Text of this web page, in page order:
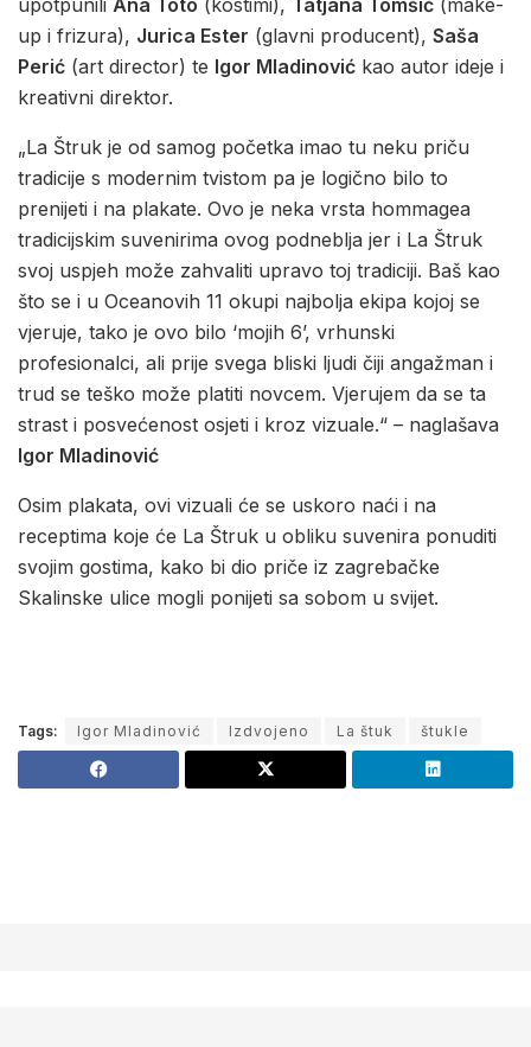
upotpunili Ana Toto (kostimi), Tatjana Tomšić (make-
up i frizura), Jurica Ester (glavni producent), Saša
Perić (art director) te Igor Mladinović kao autor ideje i
kreativni direktor.
„La Štruk je od samog početka imao tu neku priču
tradicije s modernim tvistom pa je logično bilo to
prenijeti i na plakate. Ovo je neka vrsta hommagea
tradicijskim suvenirima ovog podneblja jer i La Štruk
svoj uspjeh može zahvaliti upravo toj tradiciji. Baš kao
što se i u Oceanovih 11 okupi najbolja ekipa kojoj se
vjeruje, tako je ovo bilo ‘mojih 6’, vrhunski
profesionalci, ali prije svega bliski ljudi čiji angažman i
trud se teško može platiti novcem. Vjerujem da se ta
strast i posvećenost osjeti i kroz vizuale.“ – naglašava
Igor Mladinović
Osim plakata, ovi vizuali će se uskoro naći i na
receptima koje će La Štruk u obliku suvenira ponuditi
svojim gostima, kako bi dio priče iz zagrebačke
Skalinske ulice mogli ponijeti sa sobom u svijet.
Tags: Igor Mladinović Izdvojeno La štuk štukle